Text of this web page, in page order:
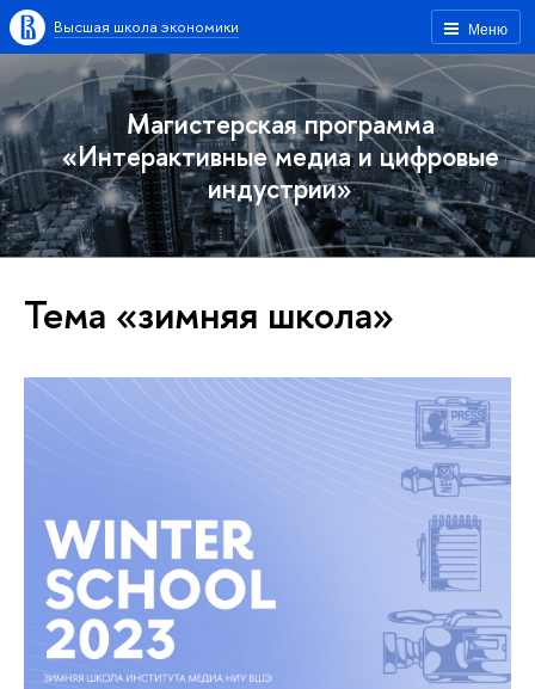
Меню
Высшая школа экономики
Магистерская программа
«Интерактивные медиа и цифровые
индустрии»
Тема «зимняя школа»